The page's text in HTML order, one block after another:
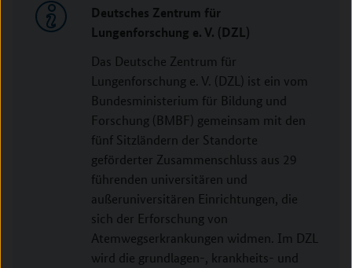
Deutsches Zentrum für
Lungenforschung e. V. (DZL)
Das Deutsche Zentrum für
Lungenforschung e. V. (DZL) ist ein vom
Bundesministerium für Bildung und
Forschung (BMBF) gemeinsam mit den
fünf Sitzländern der Standorte
geförderter Zusammenschluss aus 29
führenden universitären und
außeruniversitären Einrichtungen, die
sich der Erforschung von
Atemwegserkrankungen widmen. Im DZL
wird die grundlagen-, krankheits- und